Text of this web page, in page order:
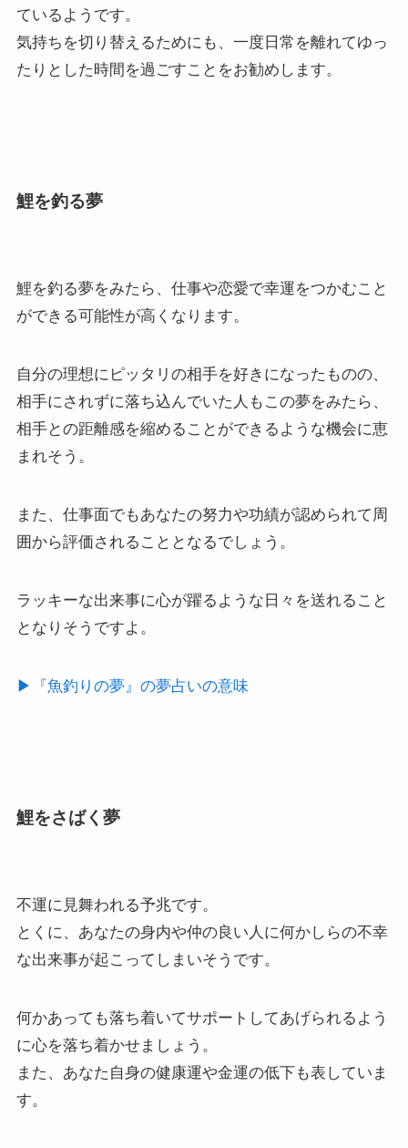
ているようです。
気持ちを切り替えるためにも、一度日常を離れてゆっ
たりとした時間を過ごすことをお勧めします。
鯉を釣る夢
鯉を釣る夢をみたら、仕事や恋愛で幸運をつかむこと
ができる可能性が高くなります。
自分の理想にピッタリの相手を好きになったものの、
相手にされずに落ち込んでいた人もこの夢をみたら、
相手との距離感を縮めることができるような機会に恵
まれそう。
また、仕事面でもあなたの努力や功績が認められて周
囲から評価されることとなるでしょう。
ラッキーな出来事に心が躍るような日々を送れること
となりそうですよ。
▶︎『魚釣りの夢』の夢占いの意味
鯉をさばく夢
不運に見舞われる予兆です。
とくに、あなたの身内や仲の良い人に何かしらの不幸
な出来事が起こってしまいそうです。
何かあっても落ち着いてサポートしてあげられるよう
に心を落ち着かせましょう。
また、あなた自身の健康運や金運の低下も表していま
す。